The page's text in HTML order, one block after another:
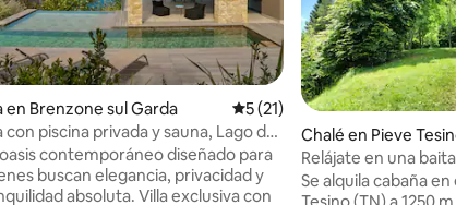
4.99 de 5, 145 reseñas
en Brenzone sul Garda Calificación promedio: 5 de 5,
5 (21)
con piscina privada y sauna, Lago de
contemporáneo diseñado para
buscan elegancia, privacidad y
absoluta. Villa exclusiva con
Chalé en Pieve
Relájate en una baita
Se alquila cabaña